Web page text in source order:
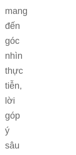
mang
đến
góc
nhìn
thực
tiễn,
lời
góp
ý
sâu